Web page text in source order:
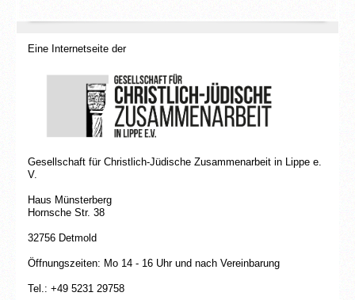
Eine Internetseite der
Gesellschaft für Christlich-Jüdische Zusammenarbeit in Lippe e.
V.
Haus Münsterberg
Hornsche Str. 38
32756 Detmold
Öffnungszeiten: Mo 14 - 16 Uhr und nach Vereinbarung
Tel.: +49 5231 29758